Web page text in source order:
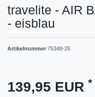
travelite - AIR
- eisblau
Artikelnummer 75348-25
139,95 EUR *